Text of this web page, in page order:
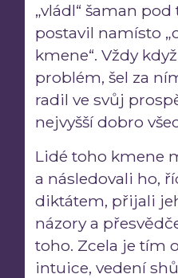
„vládl“ šaman
postavil namísto
kmene“. Vždy
problém, šel za
radil ve svůj
nejvyšší dobro
Lidé toho kmene
a následovali ho,
diktátem, přijali
názory a
toho. Zcela je tím
intuice, vedení